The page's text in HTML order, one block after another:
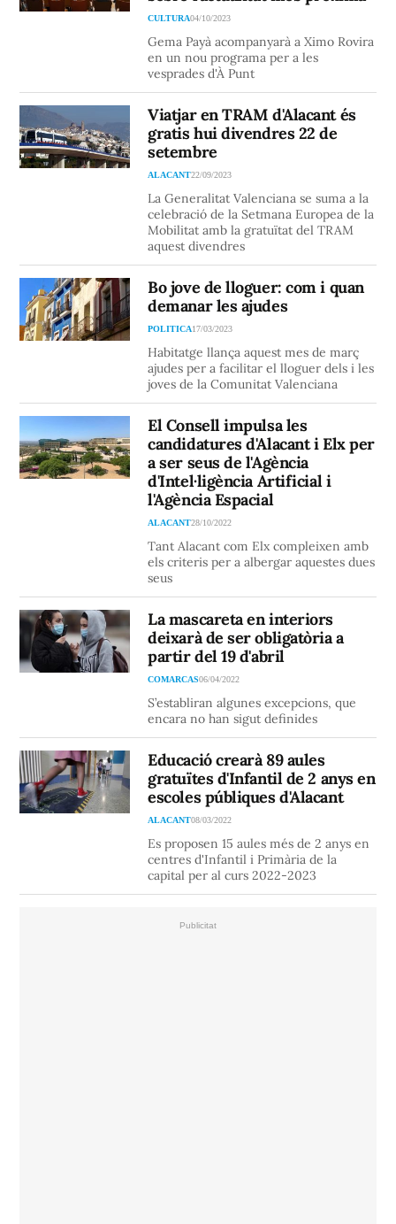
CULTURA04/10/2023
Gema Payà acompanyarà a Ximo Rovira
en un nou programa per a les
vesprades d'À Punt
Viatjar en TRAM d'Alacant és
gratis hui divendres 22 de
setembre
ALACANT22/09/2023
La Generalitat Valenciana se suma a la
celebració de la Setmana Europea de la
Mobilitat amb la gratuïtat del TRAM
aquest divendres
Bo jove de lloguer: com i quan
demanar les ajudes
POLITICA17/03/2023
Habitatge llança aquest mes de març
ajudes per a facilitar el lloguer dels i les
joves de la Comunitat Valenciana
El Consell impulsa les
candidatures d'Alacant i Elx per
a ser seus de l'Agència
d'Intel·ligència Artificial i
l'Agència Espacial
ALACANT28/10/2022
Tant Alacant com Elx compleixen amb
els criteris per a albergar aquestes dues
seus
La mascareta en interiors
deixarà de ser obligatòria a
partir del 19 d'abril
COMARCAS06/04/2022
S’establiran algunes excepcions, que
encara no han sigut definides
Educació crearà 89 aules
gratuïtes d'Infantil de 2 anys en
escoles públiques d'Alacant
ALACANT08/03/2022
Es proposen 15 aules més de 2 anys en
centres d'Infantil i Primària de la
capital per al curs 2022-2023